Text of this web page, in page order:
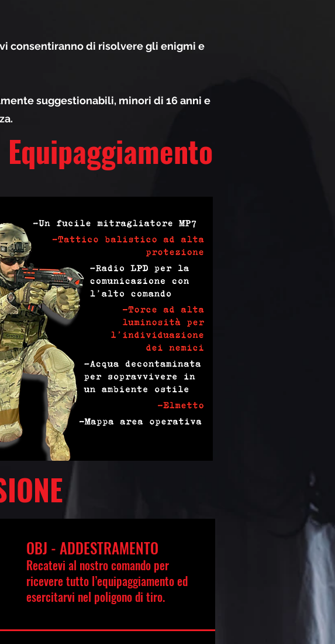
consentiranno di risolvere gli enigmi e
suggestionabili, minori di 16 anni e
Equipaggiamento
OBJ - ADDESTRAMENTO
Recatevi al nostro comando per
ricevere tutto l’equipaggiamento ed
esercitarvi nel poligono di tiro.